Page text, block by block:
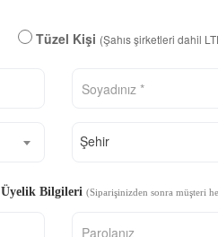
Tüzel Kişi (Şahıs şirketleri dahil
Şehir
Üyelik Bilgileri (Siparişinizden sonra müşteri